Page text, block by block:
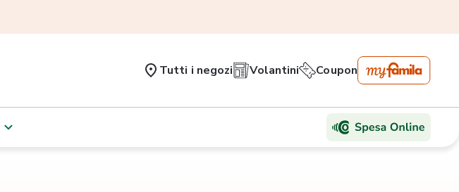
Tutti i negozi Volantini Coupon